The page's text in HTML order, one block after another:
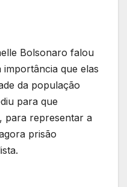
Bolsonaro falou
que elas
da população
para que
para representar a
prisão